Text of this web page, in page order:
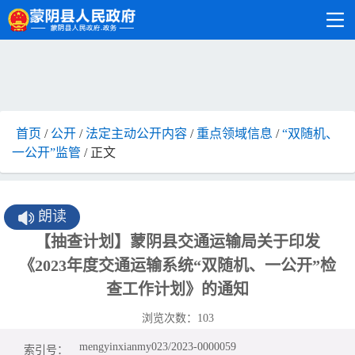
首页 / 公开 /法定主动公开内容 / 重点领域信息 /“双随机、
一公开”监管 / 正文
朗读
【抽查计划】蒙阴县交通运输局关于印发
《2023年度交通运输系统“双随机、一公开”检
查工作计划》的通知
浏览次数： 103
索引号： mengyinxianmy023/2023-0000059